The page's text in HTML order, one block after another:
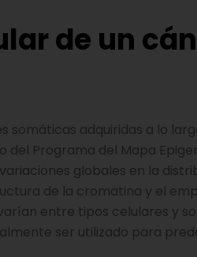
de un
somáticas adquiridas a lo
Programa del Mapa
globales en la
de la cromatina y el
entre tipos celulares y
ser utilizado para